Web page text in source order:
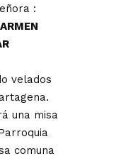
:
velados
una misa
comuna